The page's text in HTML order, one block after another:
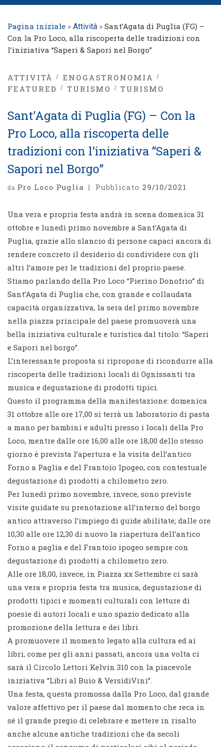
Pagina iniziale » Attività » Sant’Agata di Puglia (FG) –
Con la Pro Loco, alla riscoperta delle tradizioni con
l’iniziativa “Saperi & Sapori nel Borgo”
ATTIVITÀ
ENOGASTRONOMIA
FEATURED
TURISMO TURISMO
Sant’Agata di Puglia (FG) – Con la
Pro Loco, alla riscoperta delle
tradizioni con l’iniziativa “Saperi &
Sapori nel Borgo”
da Pro Loco Puglia | Pubblicato 29/10/2021
Una vera e propria festa andrà in scena domenica 31
ottobre e lunedì primo novembre a Sant’Agata di
Puglia, grazie allo slancio di persone capaci ancora di
rendere concreto il desiderio di condividere con gli
altri l’amore per le tradizioni del proprio paese.
Stiamo parlando della Pro Loco “Pierino Donofrio” di
Sant’Agata di Puglia che, con grande e collaudata
capacità organizzativa, la sera del primo novembre
nella piazza principale del paese promuoverà una
bella iniziativa culturale e turistica dal titolo: “Saperi
e Sapori nel borgo”.
L’interessante proposta si ripropone di ricondurre alla
riscoperta delle tradizioni locali di Ognissanti tra
musica e degustazione di prodotti tipici.
Questo il programma della manifestazione: domenica
31 ottobre alle ore 17,00 si terrà un laboratorio di pasta
a mano per bambini e adulti presso i locali della Pro
Loco, mentre dalle ore 16,00 alle ore 18,00 dello stesso
giorno è prevista l’apertura e la visita dell’antico
Forno a Paglia e del Frantoio Ipogeo, con contestuale
degustazione di prodotti a chilometro zero.
Per lunedì primo novembre, invece, sono previste
visite guidate su prenotazione all’interno del borgo
antico attraverso l’impiego di guide abilitate; dalle ore
10,30 alle ore 12,30 di nuovo la riapertura dell’antico
Forno a paglia e del Frantoio ipogeo sempre con
degustazione di prodotti a chilometro zero.
Alle ore 18,00, invece, in Piazza xx Settembre ci sarà
una vera e propria festa tra musica, degustazione di
prodotti tipici e momenti culturali con letture di
poesie di autori locali e uno spazio dedicato alla
promozione della lettura e dei libri.
A promuovere il momento legato alla cultura ed ai
libri, come per gli anni passati, ancora una volta ci
sarà il Circolo Lettori Kelvin 310 con la piacevole
iniziativa “Libri al Buio & VersidiVini”.
Una festa, questa promossa dalla Pro Loco, dal grande
valore affettivo per il paese dal momento che reca in
sé il grande pregio di celebrare e mettere in risalto
anche alcune antiche tradizioni che da secoli